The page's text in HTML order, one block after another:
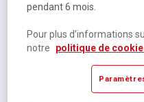
pendant 6 mois.
Pour plus d’informations
notre
politique de